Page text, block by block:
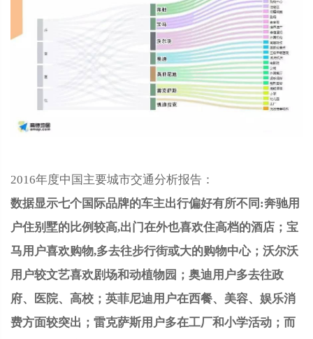
2016年度中国主要城市交通分析报告：
数据显示七个国际品牌的车主出行偏好有所不同:奔驰用
户住别墅的比例较高,出门在外也喜欢住高档的酒店；宝
马用户喜欢购物,多去往步行街或大的购物中心；沃尔沃
用户较文艺喜欢剧场和动植物园；奥迪用户多去往政
府、医院、高校；英菲尼迪用户在西餐、美容、娱乐消
费方面较突出；雷克萨斯用户多在工厂和小学活动；而